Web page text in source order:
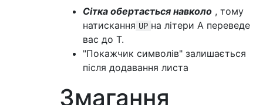
Сітка обертається навколо , тому
натискання UP на літери А переведе
вас до T.
"Покажчик символів" залишається
після додавання листа
Змагання